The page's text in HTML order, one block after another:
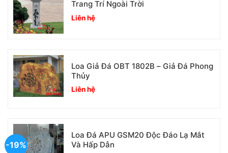
Trang Trí Ngoài Trời
Liên hệ
Loa Giả Đá OBT 1802B – Giả Đá Phong
Thủy
Liên hệ
-19%
Loa Đá APU GSM20 Độc Đáo Lạ Mắt
Và Hấp Dẫn